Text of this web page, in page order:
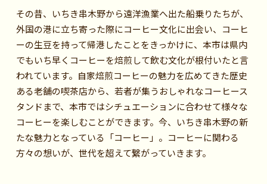
その昔、いちき串木野から遠洋漁業へ出た船乗りたちが、
外国の港に立ち寄った際にコーヒー文化に出会い、コーヒ
ーの生豆を持って帰港したことをきっかけに、本市は県内
でもいち早くコーヒーを焙煎して飲む文化が根付いたと言
われています。自家焙煎コーヒーの魅力を広めてきた歴史
ある老舗の喫茶店から、若者が集うおしゃれなコーヒース
タンドまで、本市ではシチュエーションに合わせて様々な
コーヒーを楽しむことができます。今、いちき串木野の新
たな魅力となっている「コーヒー」。コーヒーに関わる
方々の想いが、世代を超えて繋がっていきます。